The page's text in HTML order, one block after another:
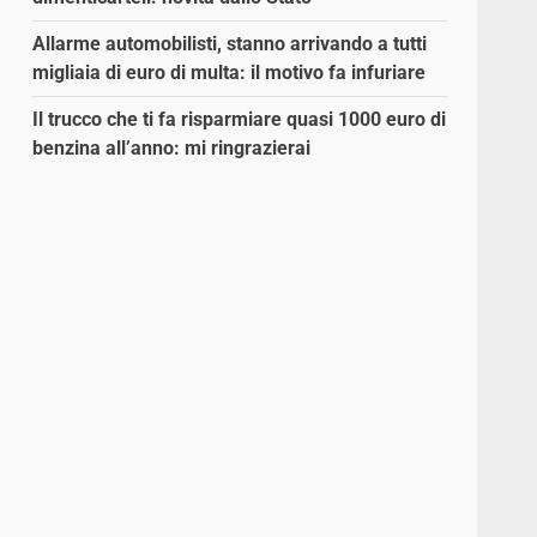
Allarme automobilisti, stanno arrivando a tutti
migliaia di euro di multa: il motivo fa infuriare
Il trucco che ti fa risparmiare quasi 1000 euro di
benzina all’anno: mi ringrazierai